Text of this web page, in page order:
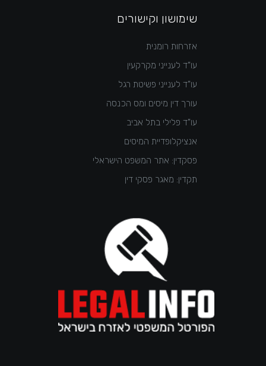
שימושון וקישורים
אזרחות רומנית
עו"ד לענייני מקרקעין
עו"ד לענייני פשיטת רגל
עורך דין מיסים ומס הכנסה
עו"ד פלילי בתל אביב
אנציקלופדיית המיסים
פסקדין: אתר המשפט הישראלי
תקדין: מאגר פסקי דין